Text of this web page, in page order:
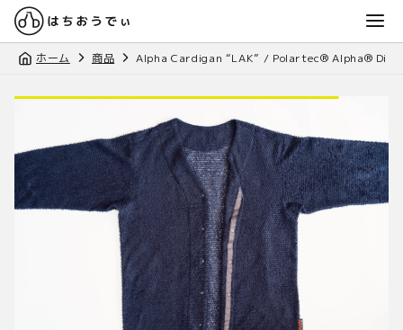
ホーム 商品 Alpha Cardigan “LAK” / Polartec® Alpha®